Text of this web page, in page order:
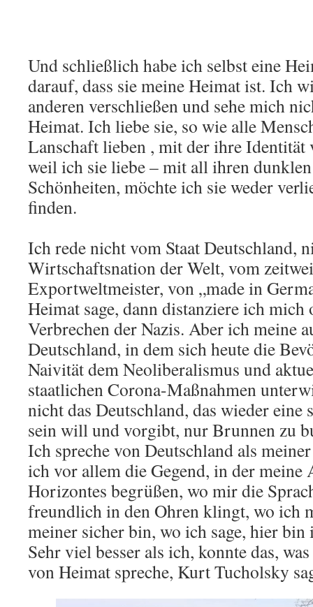
Und schließlich habe ich selbst eine
darauf, dass sie meine Heimat ist. Ich
anderen verschließen und sehe mich
Heimat. Ich liebe sie, so wie alle
Lanschaft lieben , mit der ihre Identität
weil ich sie liebe – mit all ihren
Schönheiten, möchte ich sie weder
finden.
Ich rede nicht vom Staat Deutschland,
Wirtschaftsnation der Welt, vom
Exportweltmeister, von „made in
Heimat sage, dann distanziere ich
Verbrechen der Nazis. Aber ich meine
Deutschland, in dem sich heute die
Naivität dem Neoliberalismus und
staatlichen Corona-Maßnahmen
nicht das Deutschland, das wieder
sein will und vorgibt, nur Brunnen zu
Ich spreche von Deutschland als
ich vor allem die Gegend, in der meine
Horizontes begrüßen, wo mir die
freundlich in den Ohren klingt, wo ich
meiner sicher bin, wo ich sage, hier bin
Sehr viel besser als ich, konnte das,
von Heimat spreche, Kurt Tucholsky